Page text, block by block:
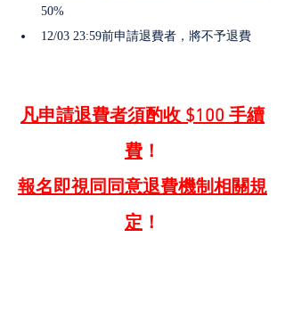
50%️
12/03 23:59前申請退費者，將不予退費
凡申請退費者須酌收 $100 手續
費 ！
報名即視同同意退費機制相關規
定 ！